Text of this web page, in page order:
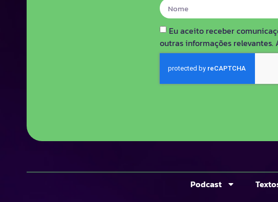
Eu aceito receber
outras informações relevantes.
Podcast